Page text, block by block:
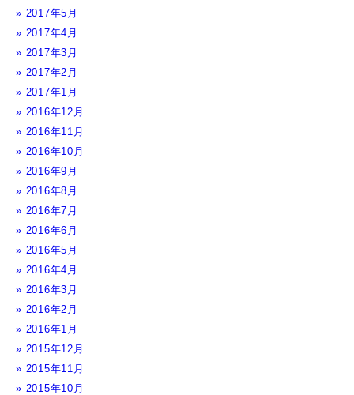
2017年5月
2017年4月
2017年3月
2017年2月
2017年1月
2016年12月
2016年11月
2016年10月
2016年9月
2016年8月
2016年7月
2016年6月
2016年5月
2016年4月
2016年3月
2016年2月
2016年1月
2015年12月
2015年11月
2015年10月